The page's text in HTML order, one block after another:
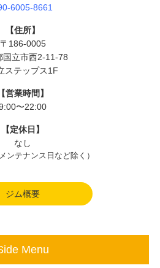
6005-8661
【住所】
〒186-0005
国立市西2-11-78
ステップス1F
【営業時間】
〜22:00
【定休日】
なし
ンテナンス日など除く）
ジム概要
Menu